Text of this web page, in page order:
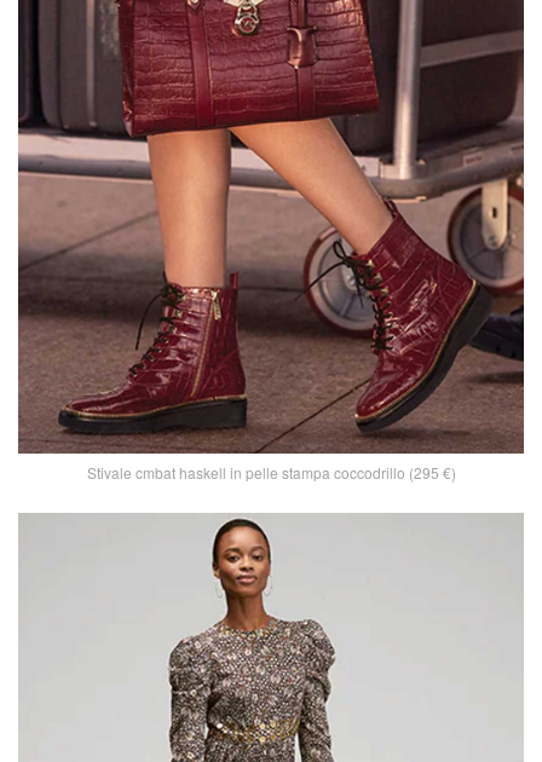
Stivale cmbat haskell in pelle stampa coccodrillo (295 €)